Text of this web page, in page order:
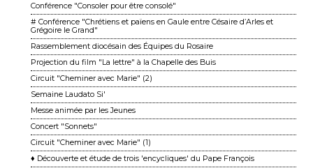
Conférence "Consoler pour être consolé"
# Conférence "Chrétiens et païens en Gaule entre Césaire d’Arles et
Grégoire le Grand"
Rassemblement diocésain des Équipes du Rosaire
Projection du film "La lettre" à la Chapelle des Buis
Circuit "Cheminer avec Marie" (2)
Semaine Laudato Si'
Messe animée par les Jeunes
Concert "Sonnets"
Circuit "Cheminer avec Marie" (1)
♦ Découverte et étude de trois 'encycliques' du Pape François